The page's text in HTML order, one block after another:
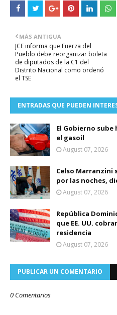
MÁS ANTIGUA
JCE informa que Fuerza del
Pueblo debe reorganizar boleta
de diputados de la C1 del
Distrito Nacional como ordenó
el TSE
ENTRADAS QUE PUEDEN
El Gobierno sube
el gasoil
August 07, 2026
Celso Marranzini
por las noches,
August 07, 2026
República
que EE. UU.
residencia
August 07, 2026
PUBLICAR UN COMENTARIO
0 Comentarios